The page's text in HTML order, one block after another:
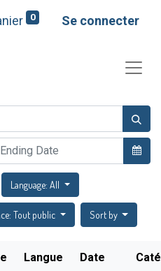
0 Se connecter
Language: All
Tout public Sort by
Langue Date